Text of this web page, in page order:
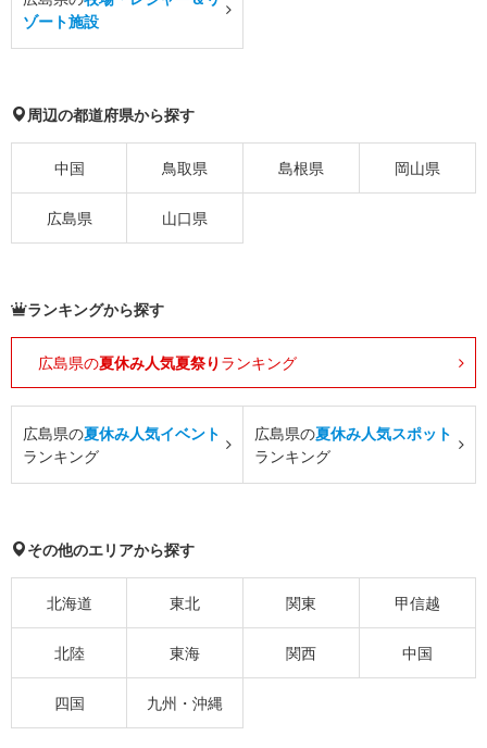
ゾート施設
周辺の都道府県から探す
中国 鳥取県 島根県 岡山県
広島県 山口県
ランキングから探す
広島県の夏休み人気夏祭り ランキング
広島県の夏休み人気イベント
ランキング
広島県の夏休み人気スポット
ランキング
その他のエリアから探す
北海道 東北 関東 甲信越
北陸 東海 関西 中国
四国 九州・沖縄